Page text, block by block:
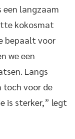
een langzaam
kokosmat
bepaalt voor
we een
Langs
toch voor de
is sterker,” legt